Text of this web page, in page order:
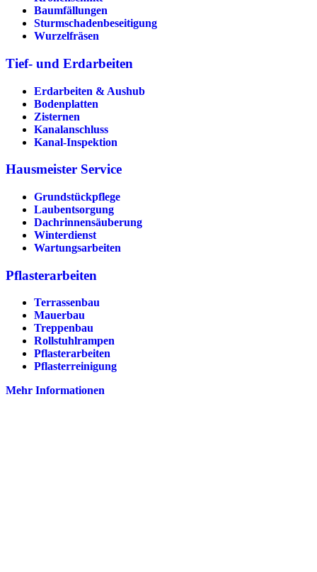
Baumfällungen
Sturmschadenbeseitigung
Wurzelfräsen
Tief- und Erdarbeiten
Erdarbeiten & Aushub
Bodenplatten
Zisternen
Kanalanschluss
Kanal-Inspektion
Hausmeister Service
Grundstückpflege
Laubentsorgung
Dachrinnen­säuberung
Winterdienst
Wartungsarbeiten
Pflasterarbeiten
Terrassenbau
Mauerbau
Treppenbau
Rollstuhlrampen
Pflasterarbeiten
Pflasterreinigung
Mehr Informationen